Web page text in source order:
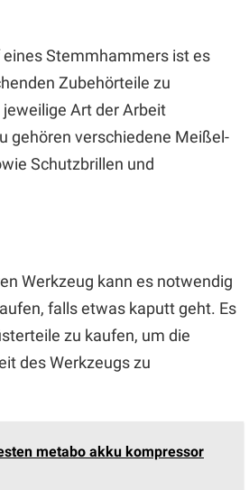
Stemmhammers ist es
Zubehörteile zu
Art der Arbeit
gehören verschiedene Meißel-
Schutzbrillen und
Werkzeug kann es notwendig
falls etwas kaputt geht. Es
zu kaufen, um die
des Werkzeugs zu
metabo akku kompressor